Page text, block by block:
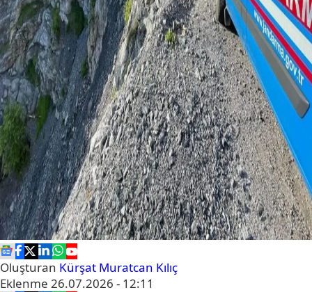
Oluşturan Kürşat Muratcan Kılıç
Eklenme 26.07.2026 - 12:11